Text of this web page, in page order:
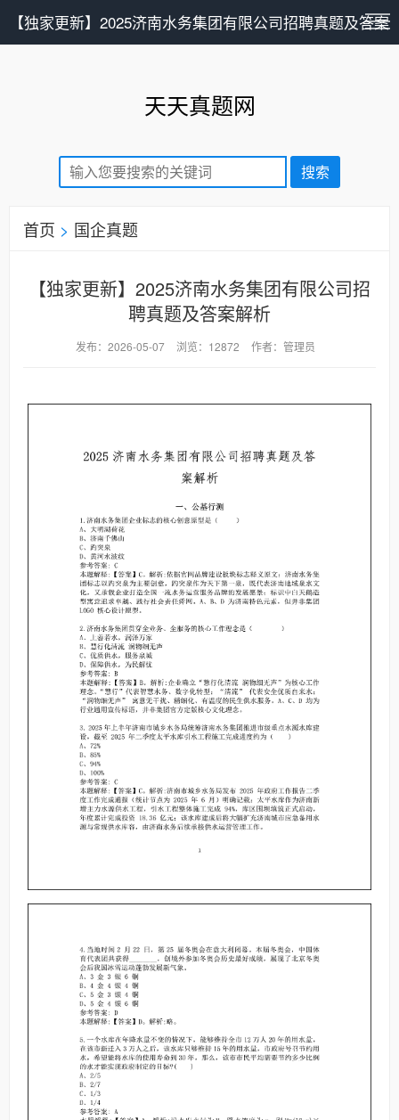
【独家更新】2025济南水务集团有限公司招聘真题及答案
天天真题网
首页 > 国企真题
【独家更新】2025济南水务集团有限公司招
聘真题及答案解析
发布：2026-05-07 浏览：12872 作者：管理员